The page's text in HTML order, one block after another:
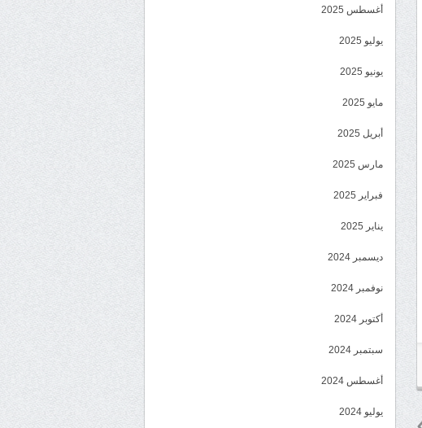
أغسطس 2025
يوليو 2025
يونيو 2025
مايو 2025
أبريل 2025
مارس 2025
فبراير 2025
يناير 2025
ديسمبر 2024
نوفمبر 2024
أكتوبر 2024
سبتمبر 2024
أغسطس 2024
يوليو 2024